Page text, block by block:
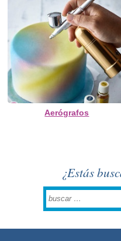
Aerógrafos
¿Estás